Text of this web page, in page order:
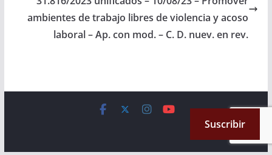
municipales los
condenados por
sentencia judicial…
ambientes de trabajo libres de violencia y acoso
laboral – Ap. con mod. – C. D. nuev. en rev.
. All rights reserved.
by ThemeGrill. Powered byWordPress.
Suscribir